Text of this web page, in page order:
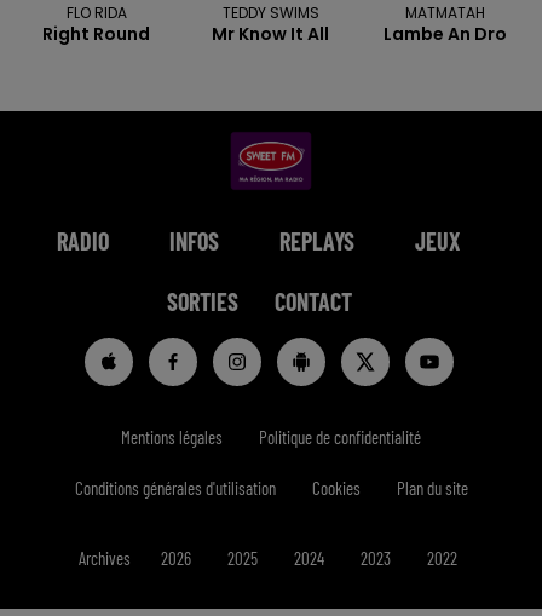
FLO RIDA
Right Round
TEDDY SWIMS
Mr Know It All
MATMATAH
Lambe An Dro
RADIO INFOS REPLAYS JEUX
SORTIES CONTACT
Mentions légales Politique de confidentialité
Conditions générales d'utilisation Cookies Plan du site
Archives 2026 2025 2024 2023 2022